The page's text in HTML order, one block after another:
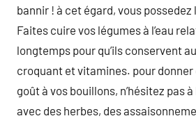
bannir ! à cet égard, vous
Faites cuire vos légumes à l’eau
longtemps pour qu’ils conservent
croquant et vitamines. pour donner
goût à vos bouillons, n’hésitez pas
avec des herbes, des